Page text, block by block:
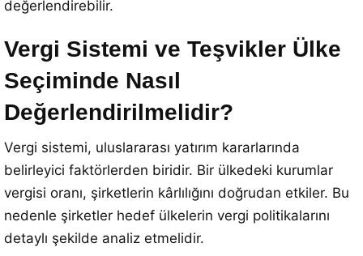
değerlendirebilir.
Vergi Sistemi ve Teşvikler Ülke
Seçiminde Nasıl
Değerlendirilmelidir?
Vergi sistemi, uluslararası yatırım kararlarında
belirleyici faktörlerden biridir. Bir ülkedeki kurumlar
vergisi oranı, şirketlerin kârlılığını doğrudan etkiler. Bu
nedenle şirketler hedef ülkelerin vergi politikalarını
detaylı şekilde analiz etmelidir.